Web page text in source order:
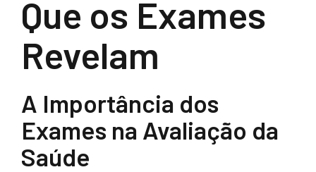
Que os Exames
Revelam
A Importância dos
Exames na Avaliação da
Saúde